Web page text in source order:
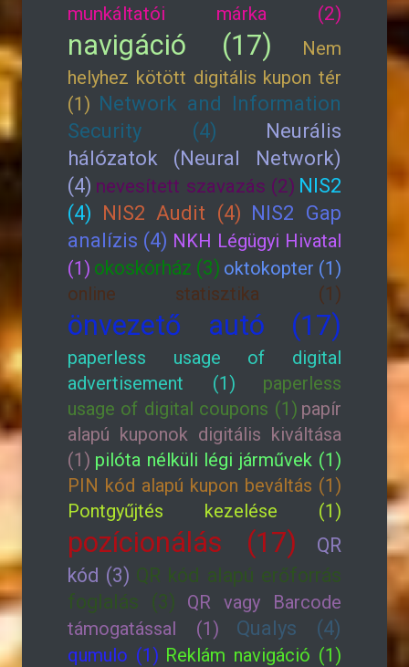
munkáltatói márka (2)
navigáció (17)
Nem
helyhez kötött digitális kupon tér
(1) Network and Information
Security (4)
Neurális
hálózatok (Neural Network)
(4) nevesített szavazás (2) NIS2
(4) NIS2 Audit (4) NIS2 Gap
analízis (4) NKH Légügyi Hivatal
(1) okoskórház (3) oktokopter (1)
online statisztika (1)
önvezető autó (17)
paperless usage of digital
advertisement (1)
paperless
usage of digital coupons (1) papír
alapú kuponok digitális kiváltása
(1) pilóta nélküli légi járművek (1)
PIN kód alapú kupon beváltás (1)
Pontgyűjtés kezelése (1)
pozícionálás (17)
QR
kód (3) QR kód alapú erőforrás
foglalás (3)
QR vagy Barcode
támogatással (1)
Qualys (4)
qumulo (1) Reklám navigáció (1)